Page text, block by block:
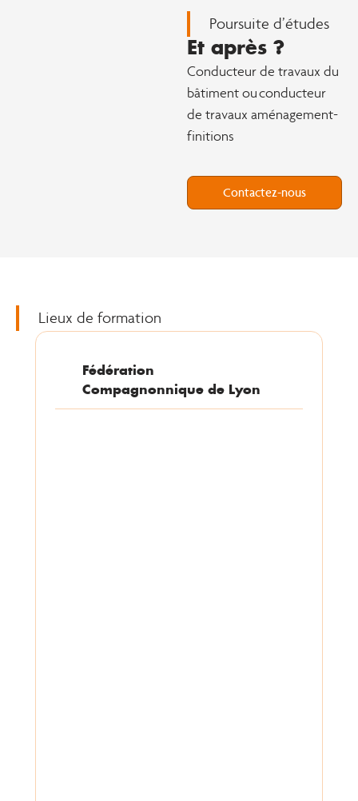
Poursuite d’études
Et après ?
Conducteur de travaux du
bâtiment ou conducteur
de travaux aménagement-
finitions
Contactez-nous
Lieux de formation
Fédération
Compagnonnique de Lyon